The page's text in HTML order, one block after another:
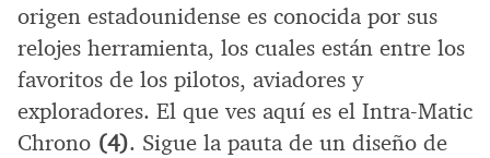
origen estadounidense es conocida por sus
relojes herramienta, los cuales están entre los
favoritos de los pilotos, aviadores y
exploradores. El que ves aquí es el Intra-Matic
Chrono (4). Sigue la pauta de un diseño de